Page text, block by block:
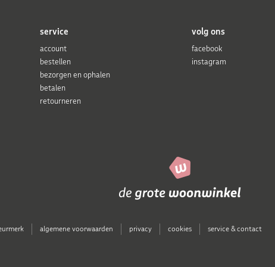
service
account
bestellen
bezorgen en ophalen
betalen
retourneren
volg ons
facebook
instagram
algemene voorwaarden privacy cookies service & contact